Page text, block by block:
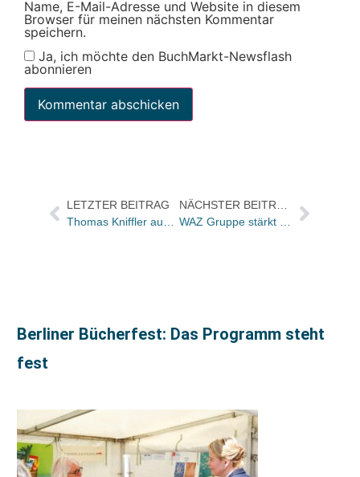
Name, E-Mail-Adresse und Website in diesem
Browser für meinen nächsten Kommentar
speichern.
Ja, ich möchte den BuchMarkt-Newsflash
abonnieren
LETZTER BEITRAG
Berliner Bücherfest: Das Programm steht
fest